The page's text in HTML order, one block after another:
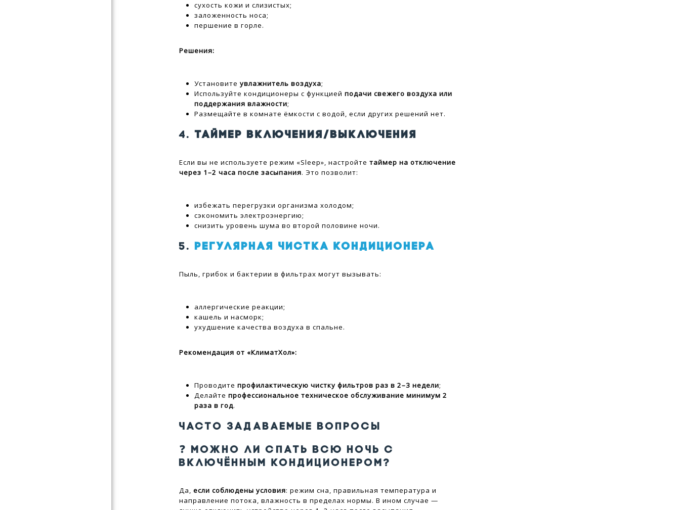
сухость кожи и слизистых;
заложенность носа;
першение в горле.
Решения:
Установитеувлажнитель воздуха;
Используйте кондиционеры с функциейподачи свежего воздуха или
поддержания влажности;
Размещайте в комнате ёмкости с водой, если других решений нет.
4.ТАЙМЕР ВКЛЮЧЕНИЯ/ВЫКЛЮЧЕНИЯ
Если вы не используете режим «Sleep», настройтетаймер на отключение
через 1–2 часа после засыпания. Это позволит:
избежать перегрузки организма холодом;
сэкономить электроэнергию;
снизить уровень шума во второй половине ночи.
5.РЕГУЛЯРНАЯ ЧИСТКА КОНДИЦИОНЕРА
Пыль, грибок и бактерии в фильтрах могут вызывать:
аллергические реакции;
кашель и насморк;
ухудшение качества воздуха в спальне.
Рекомендация от «КлиматХол»:
Проводитепрофилактическую чистку фильтров раз в 2–3 недели;
Делайтепрофессиональное техническое обслуживание минимум 2
раза в год.
ЧАСТО ЗАДАВАЕМЫЕ ВОПРОСЫ
❓ МОЖНО ЛИ СПАТЬ ВСЮ НОЧЬ С
ВКЛЮЧЁННЫМ КОНДИЦИОНЕРОМ?
Да,если соблюдены условия: режим сна, правильная температура и
направление потока, влажность в пределах нормы. В ином случае —